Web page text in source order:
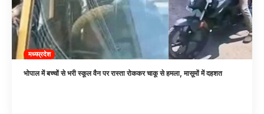
मध्यप्रदेश
भोपाल में बच्चों से भरी स्कूल वैन पर रास्ता रोककर चाकू से हमला, मासूमों में दहशत